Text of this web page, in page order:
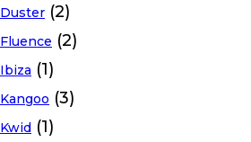
Duster (2)
Fluence (2)
Ibiza (1)
Kangoo (3)
Kwid (1)